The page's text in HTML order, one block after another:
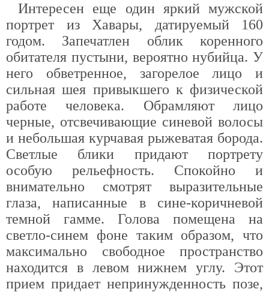
Интересен еще один яркий мужской
портрет из Хавары, датируемый 160
годом. Запечатлен облик коренного
обитателя пустыни, вероятно нубийца. У
него обветренное, загорелое лицо и
сильная шея привыкшего к физической
работе человека. Обрамляют лицо
черные, отсвечивающие синевой волосы
и небольшая курчавая рыжеватая борода.
Светлые блики придают портрету
особую рельефность. Спокойно и
внимательно смотрят выразительные
глаза, написанные в сине-коричневой
темной гамме. Голова помещена на
светло-синем фоне таким образом, что
максимально свободное пространство
находится в левом нижнем углу. Этот
прием придает непринужденность позе,